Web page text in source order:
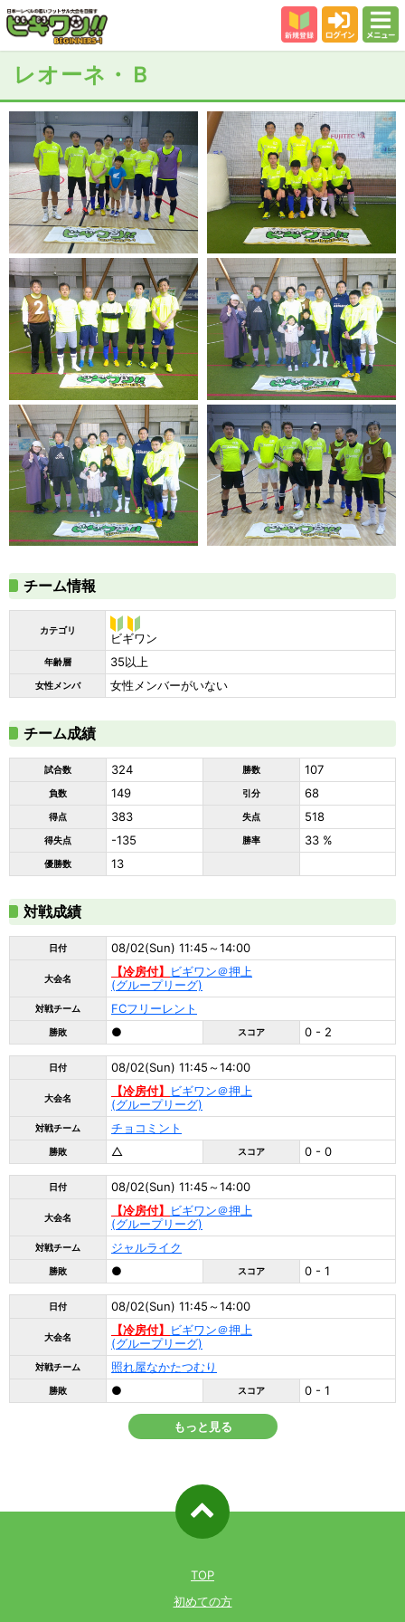
カテゴリー
会場
大会結果
スタッフ紹介
よくある質問
参加者の声
レオーネ・Ｂ
チーム情報
カテゴリ
ビギ
ワン
ビギワン
年齢層 35以上
女性メンバ 女性メンバーがいない
チーム成績
試合数 324 勝数 107
負数 149 引分 68
得点 383 失点 518
得失点 -135 勝率 33 %
優勝数 13
対戦成績
日付 08/02(Sun) 11:45～14:00
大会名 【冷房付】
ビギワン＠押上
(グループリーグ)
対戦チーム FCフリーレント
勝敗 ● スコア 0 - 2
日付 08/02(Sun) 11:45～14:00
大会名 【冷房付】
ビギワン＠押上
(グループリーグ)
対戦チーム チョコミント
勝敗 △ スコア 0 - 0
日付 08/02(Sun) 11:45～14:00
大会名 【冷房付】
ビギワン＠押上
(グループリーグ)
対戦チーム ジャルライク
勝敗 ● スコア 0 - 1
日付 08/02(Sun) 11:45～14:00
大会名 【冷房付】
ビギワン＠押上
(グループリーグ)
対戦チーム 照れ屋なかたつむり
勝敗 ● スコア 0 - 1
もっと見る
TOP
初めての方